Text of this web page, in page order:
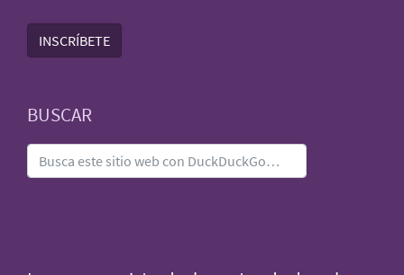
INSCRÍBETE
BUSCAR